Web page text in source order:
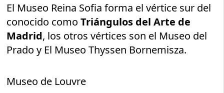
El Museo Reina Sofia forma el vértice sur del
conocido comoTriángulos del Arte de
Madrid, los otros vértices son el Museo del
Prado y El Museo Thyssen Bornemisza.
Museo de Louvre